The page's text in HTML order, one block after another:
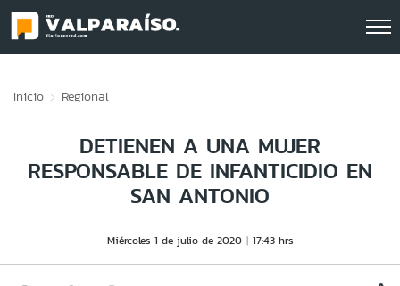
Inicio Regional
DETIENEN A UNA MUJER
RESPONSABLE DE INFANTICIDIO EN
SAN ANTONIO
Miércoles 1 de julio de 2020 17:43 hrs